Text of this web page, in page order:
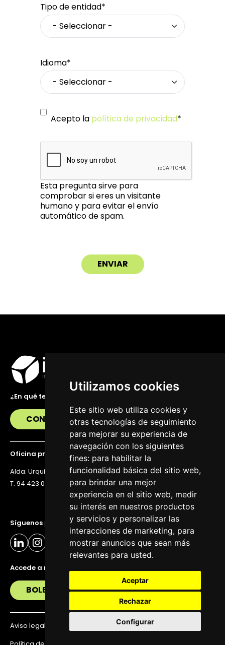
Utilizamos cookies
Este sitio web utiliza cookies y
otras tecnologías de seguimiento
para mejorar su experiencia de
navegación con los siguientes
fines: para habilitar la
funcionalidad básica del sitio web,
para brindar una mejor
experiencia en el sitio web, medir
su interés en nuestros productos
y servicios y personalizar las
interacciones de marketing, para
mostrar anuncios que sean más
relevantes para usted.
Aceptar
Rechazar
Configurar
Tipo de entidad*
Idioma*
Acepto la política de privacidad*
Esta pregunta sirve para
comprobar si eres un visitante
humano y para evitar el envío
automático de spam.
Síguenos para estar al día
Accede a nuestra newsletter
BOLETÍN
¿En qué te podemos ayudar?
CONTÁCTANOS
Oficina principal
Alda. Urquijo 36, 6ª planta, 48011 Bilbao
T. 94 423 07 43
Aviso legal
Política de privacidad